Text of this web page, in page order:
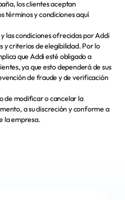
los clientes aceptan
términos y condiciones aquí
las condiciones ofrecidas por Addi
y criterios de elegibilidad. Por lo
que Addi esté obligado a
ya que esto dependerá de sus
de fraude y de verificación
de modificar o cancelar la
a su discreción y conforme a
la empresa.